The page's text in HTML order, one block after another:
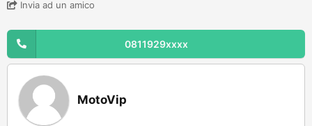
Invia ad un amico
0811929xxxx
MotoVip